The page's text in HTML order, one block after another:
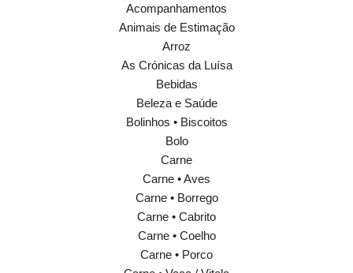
Acompanhamentos
Animais de Estimação
Arroz
As Crónicas da Luísa
Bebidas
Beleza e Saúde
Bolinhos • Biscoitos
Bolo
Carne
Carne • Aves
Carne • Borrego
Carne • Cabrito
Carne • Coelho
Carne • Porco